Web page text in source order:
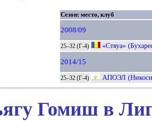
Сезон: место, клуб
2008/09
25–32 (Г-4) «Стяуа»
2014/15
25–32 (Г-4) АПОЭЛ
Гомиш в